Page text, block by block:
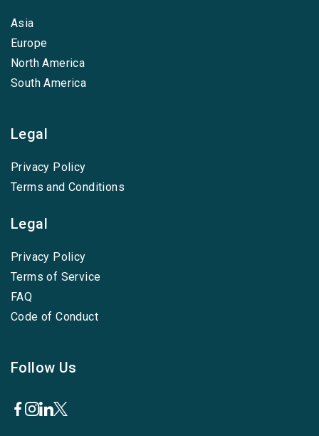
Asia
Europe
North America
South America
Legal
Privacy Policy
Terms and Conditions
Legal
Privacy Policy
Terms of Service
FAQ
Code of Conduct
Follow Us